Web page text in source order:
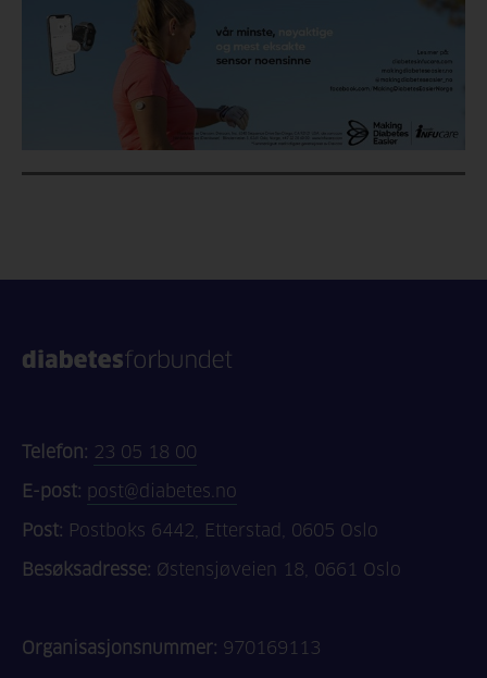
Telefon: 23 05 18 00
E-post: post@diabetes.no
Post: Postboks 6442, Etterstad, 0605 Oslo
Besøksadresse: Østensjøveien 18, 0661 Oslo
Organisasjonsnummer: 970169113